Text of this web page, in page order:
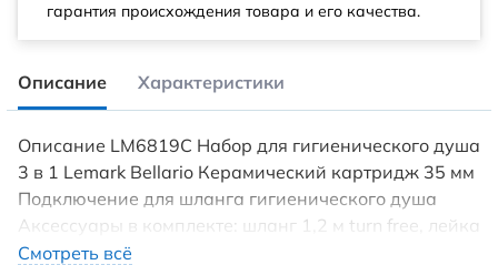
гарантия происхождения товара и его качества.
Описание Характеристики
Описание LM6819C Набор для гигиенического душа
3 в 1 Lemark Bellario Керамический картридж 35 мм
Подключение для шланга гигиенического душа
Аксессуары в комплекте: шланг 1,2 м turn free, лейка
для биде с регулятором напора воды, настенное
Смотреть всё